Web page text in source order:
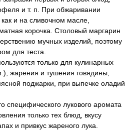
и т. п. При обжаривании
и на сливочном масле,
корочка. Столовый маргарин
мучных изделий, поэтому
для теста.
только для кулинарных
жарения и тушения говядины,
поджарки, при выпечке оладий
специфического лукового аромата
только тех блюд, вкусу
и привкус жареного лука.